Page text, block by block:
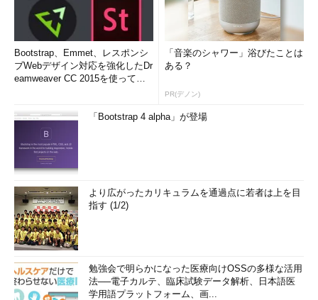
Bootstrap、Emmet、レスポンシ
ブWebデザイン対応を強化したDr
eamweaver CC 2015を使って
「音楽のシャワー」浴びたことは
ある？
PR(デノン)
「Bootstrap 4 alpha」が登場
より広がったカリキュラムを通過点に若者は上を目
指す (1/2)
勉強会で明らかになった医療向けOSSの多様な活用
法──電子カルテ、臨床試験データ解析、日本語医
学用語プラットフォーム、画...